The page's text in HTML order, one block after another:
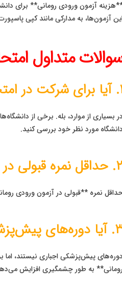
آزمون‌ها، به مدارکی مانند کپی
متداول
باید به رومانی سفر کرد؟
در بسیاری از موارد، بله. برخی از
دانشگاه مورد نظر خود بررسی کنید.
۲. حداقل نمره قبولی در امتحانات ورودی چقدر است؟
نمره **قبولی در آزمون ورودی
در آزمون‌های پزشکی ضروری است؟
دوره‌های پیش‌پزشکی اجباری نیستند،
رومانی** به طور چشمگیری افزایش